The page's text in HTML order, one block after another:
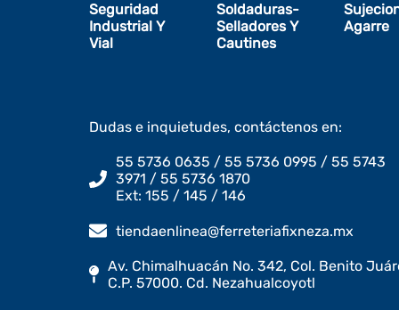
Seguridad
Industrial Y
Vial
Soldaduras-
Selladores Y
Cautines
Agarre
Dudas e inquietudes, contáctenos en:
55 5736 0635 / 55 5736 0995 / 55 5743
3971 / 55 5736 1870
Ext: 155 / 145 / 146
tiendaenlinea@ferreteriafixneza.mx
Av. Chimalhuacán No. 342, Col. Benito
C.P. 57000. Cd. Nezahualcoyotl